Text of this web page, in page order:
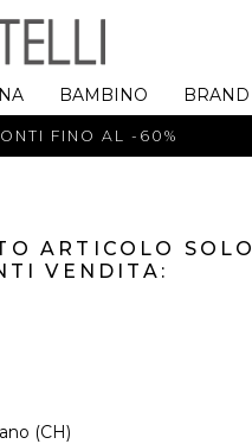
BAMBINO BRAND
FINO AL -60%
ARTICOLO SOLO
VENDITA:
(CH)